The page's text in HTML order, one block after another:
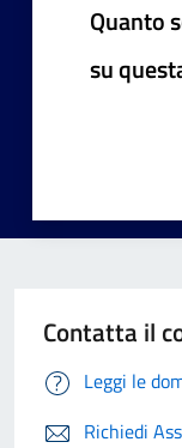
Quanto
su
Contatta il
Leggi le
Richiedi